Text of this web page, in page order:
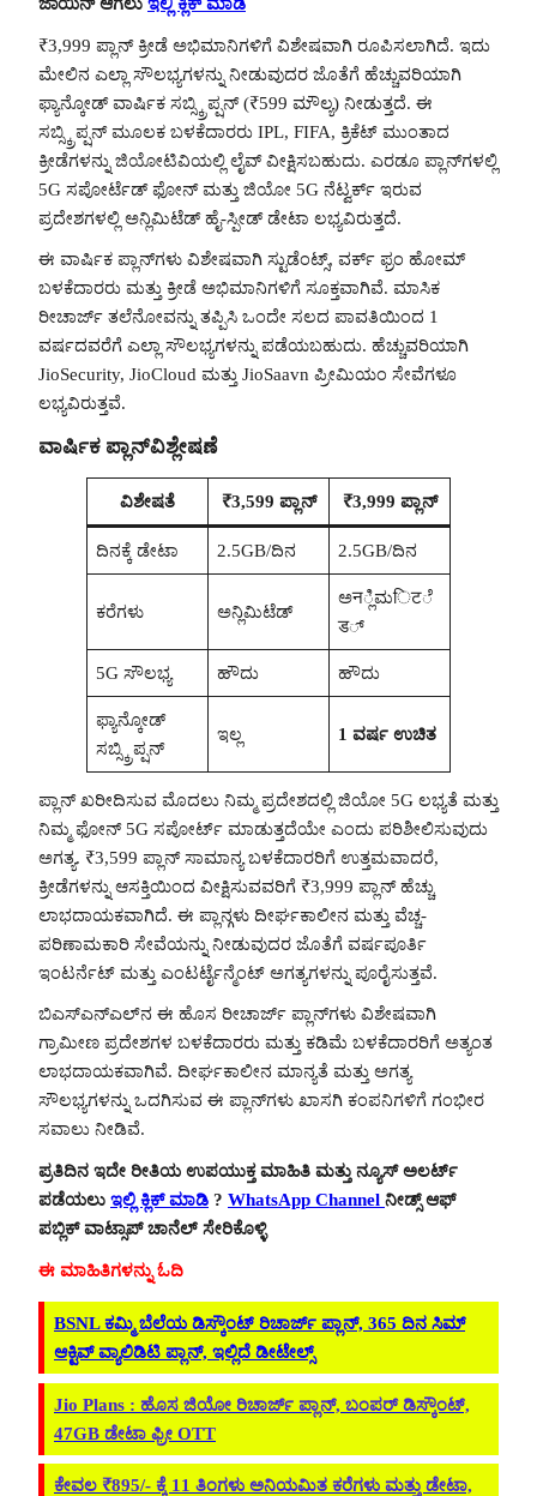
₹3,999 ಪ್ಲಾನ್ ಕ್ರೀಡೆ ಅಭಿಮಾನಿಗಳಿಗೆ ವಿಶೇಷವಾಗಿ ರೂಪಿಸಲಾಗಿದೆ. ಇದು
ಮೇಲಿನ ಎಲ್ಲಾ ಸೌಲಭ್ಯಗಳನ್ನು ನೀಡುವುದರ ಜೊತೆಗೆ ಹೆಚ್ಚುವರಿಯಾಗಿ
ಫ್ಯಾನ್ಕೋಡ್ ವಾರ್ಷಿಕ ಸಬ್ಸ್ಕ್ರಿಪ್ಷನ್ (₹599 ಮೌಲ್ಯ) ನೀಡುತ್ತದೆ. ಈ
ಸಬ್ಸ್ಕ್ರಿಪ್ಷನ್ ಮೂಲಕ ಬಳಕೆದಾರರು IPL, FIFA, ಕ್ರಿಕೆಟ್ ಮುಂತಾದ
ಕ್ರೀಡೆಗಳನ್ನು ಜಿಯೋಟಿವಿಯಲ್ಲಿ ಲೈವ್ ವೀಕ್ಷಿಸಬಹುದು. ಎರಡೂ ಪ್ಲಾನ್‌ಗಳಲ್ಲಿ
5G ಸಪೋರ್ಟೆಡ್ ಫೋನ್ ಮತ್ತು ಜಿಯೋ 5G ನೆಟ್ವರ್ಕ್ ಇರುವ
ಪ್ರದೇಶಗಳಲ್ಲಿ ಅನ್ಲಿಮಿಟೆಡ್ ಹೈ-ಸ್ಪೀಡ್ ಡೇಟಾ ಲಭ್ಯವಿರುತ್ತದೆ.
ಈ ವಾರ್ಷಿಕ ಪ್ಲಾನ್‌ಗಳು ವಿಶೇಷವಾಗಿ ಸ್ಟುಡೆಂಟ್ಸ್, ವರ್ಕ್ ಫ್ರಂ ಹೋಮ್
ಬಳಕೆದಾರರು ಮತ್ತು ಕ್ರೀಡೆ ಅಭಿಮಾನಿಗಳಿಗೆ ಸೂಕ್ತವಾಗಿವೆ. ಮಾಸಿಕ
ರೀಚಾರ್ಜ್ ತಲೆನೋವನ್ನು ತಪ್ಪಿಸಿ ಒಂದೇ ಸಲದ ಪಾವತಿಯಿಂದ 1
ವರ್ಷದವರೆಗೆ ಎಲ್ಲಾ ಸೌಲಭ್ಯಗಳನ್ನು ಪಡೆಯಬಹುದು. ಹೆಚ್ಚುವರಿಯಾಗಿ
JioSecurity, JioCloud ಮತ್ತು JioSaavn ಪ್ರೀಮಿಯಂ ಸೇವೆಗಳೂ
ಲಭ್ಯವಿರುತ್ತವೆ.
ವಾರ್ಷಿಕ ಪ್ಲಾನ್‌ವಿಶ್ಲೇಷಣೆ
ವಿಶೇಷತೆ ₹3,599 ಪ್ಲಾನ್ ₹3,999 ಪ್ಲಾನ್
ದಿನಕ್ಕೆ ಡೇಟಾ 2.5GB/ದಿನ 2.5GB/ದಿನ
ಕರೆಗಳು ಅನ್ಲಿಮಿಟೆಡ್
ಅन್ಲಿಮिटೆ
ड್
5G ಸೌಲಭ್ಯ ಹೌದು ಹೌದು
ಫ್ಯಾನ್ಕೋಡ್
ಸಬ್ಸ್ಕ್ರಿಪ್ಷನ್
ಇಲ್ಲ 1 ವರ್ಷ ಉಚಿತ
ಪ್ಲಾನ್ ಖರೀದಿಸುವ ಮೊದಲು ನಿಮ್ಮ ಪ್ರದೇಶದಲ್ಲಿ ಜಿಯೋ 5G ಲಭ್ಯತೆ ಮತ್ತು
ನಿಮ್ಮ ಫೋನ್ 5G ಸಪೋರ್ಟ್ ಮಾಡುತ್ತದೆಯೇ ಎಂದು ಪರಿಶೀಲಿಸುವುದು
ಅಗತ್ಯ. ₹3,599 ಪ್ಲಾನ್ ಸಾಮಾನ್ಯ ಬಳಕೆದಾರರಿಗೆ ಉತ್ತಮವಾದರೆ,
ಕ್ರೀಡೆಗಳನ್ನು ಆಸಕ್ತಿಯಿಂದ ವೀಕ್ಷಿಸುವವರಿಗೆ ₹3,999 ಪ್ಲಾನ್ ಹೆಚ್ಚು
ಲಾಭದಾಯಕವಾಗಿದೆ. ಈ ಪ್ಲಾನ್ಗಳು ದೀರ್ಘಕಾಲೀನ ಮತ್ತು ವೆಚ್ಚ-
ಪರಿಣಾಮಕಾರಿ ಸೇವೆಯನ್ನು ನೀಡುವುದರ ಜೊತೆಗೆ ವರ್ಷಪೂರ್ತಿ
ಇಂಟರ್ನೆಟ್ ಮತ್ತು ಎಂಟರ್ಟೈನ್ಮೆಂಟ್ ಅಗತ್ಯಗಳನ್ನು ಪೂರೈಸುತ್ತವೆ.
ಬಿಎಸ್ಎನ್ಎಲ್‌ನ ಈ ಹೊಸ ರೀಚಾರ್ಜ್ ಪ್ಲಾನ್‌ಗಳು ವಿಶೇಷವಾಗಿ
ಗ್ರಾಮೀಣ ಪ್ರದೇಶಗಳ ಬಳಕೆದಾರರು ಮತ್ತು ಕಡಿಮೆ ಬಳಕೆದಾರರಿಗೆ ಅತ್ಯಂತ
ಲಾಭದಾಯಕವಾಗಿವೆ. ದೀರ್ಘಕಾಲೀನ ಮಾನ್ಯತೆ ಮತ್ತು ಅಗತ್ಯ
ಸೌಲಭ್ಯಗಳನ್ನು ಒದಗಿಸುವ ಈ ಪ್ಲಾನ್‌ಗಳು ಖಾಸಗಿ ಕಂಪನಿಗಳಿಗೆ ಗಂಭೀರ
ಸವಾಲು ನೀಡಿವೆ.
ಪ್ರತಿದಿನ ಇದೇ ರೀತಿಯ ಉಪಯುಕ್ತ ಮಾಹಿತಿ ಮತ್ತು ನ್ಯೂಸ್ ಅಲರ್ಟ್
ಪಡೆಯಲು ಇಲ್ಲಿ ಕ್ಲಿಕ್ ಮಾಡಿ ? WhatsApp Channel ನೀಡ್ಸ್ ಆಫ್
ಪಬ್ಲಿಕ್ ವಾಟ್ಸಾಪ್ ಚಾನೆಲ್ ಸೇರಿಕೊಳ್ಳಿ
ಈ ಮಾಹಿತಿಗಳನ್ನು ಓದಿ
BSNL ಕಮ್ಮಿ ಬೆಲೆಯ ಡಿಸ್ಕೌಂಟ್ ರಿಚಾರ್ಜ್ ಪ್ಲಾನ್, 365 ದಿನ ಸಿಮ್
ಆಕ್ಟಿವ್ ವ್ಯಾಲಿಡಿಟಿ ಪ್ಲಾನ್, ಇಲ್ಲಿದೆ ಡೀಟೇಲ್ಸ್
Jio Plans : ಹೊಸ ಜಿಯೋ ರಿಚಾರ್ಜ್ ಪ್ಲಾನ್, ಬಂಪರ್ ಡಿಸ್ಕೌಂಟ್,
47GB ಡೇಟಾ ಫ್ರೀ OTT
ಕೇವಲ ₹895/- ಕ್ಕೆ 11 ತಿಂಗಳು ಅನಿಯಮಿತ ಕರೆಗಳು ಮತ್ತು ಡೇಟಾ,